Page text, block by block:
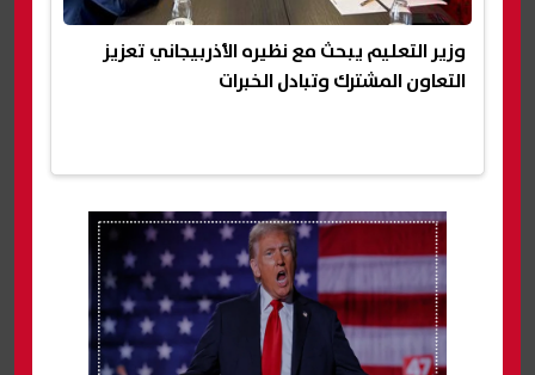
وزير التعليم يبحث مع نظيره الأذربيجاني تعزيز
التعاون المشترك وتبادل الخبرات